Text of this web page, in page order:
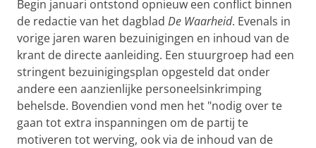
Begin januari ontstond opnieuw een conflict binnen
de redactie van het dagblad De Waarheid. Evenals in
vorige jaren waren bezuinigingen en inhoud van de
krant de directe aanleiding. Een stuurgroep had een
stringent bezuinigingsplan opgesteld dat onder
andere een aanzienlijke personeelsinkrimping
behelsde. Bovendien vond men het "nodig over te
gaan tot extra inspanningen om de partij te
motiveren tot werving, ook via de inhoud van de